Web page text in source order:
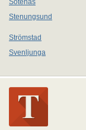
Sotenäs
Stenungsund
Strömstad
Svenljunga